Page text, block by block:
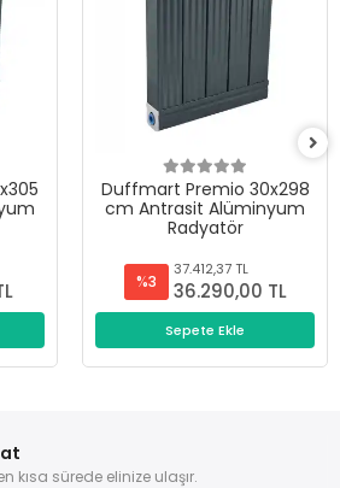
Duffmart Premio 30x298
cm Antrasit Alüminyum
Radyatör
%3
37.412,37 TL
36.290,00 TL
Sepete Ekle
kısa sürede elinize ulaşır.